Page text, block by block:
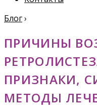
Блог›
ПРИЧИНЫ
ПРИЗНАКИ,
МЕТОДЫ